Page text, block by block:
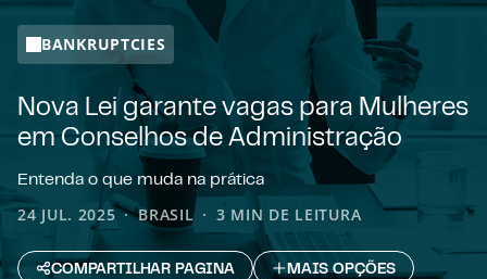
BANKRUPTCIES
Nova Lei garante vagas para Mulheres
em Conselhos de Administração
Entenda o que muda na prática
24 JUL. 2025 BRASIL 3 MIN DE LEITURA
COMPARTILHAR PAGINA MAIS OPÇÕES